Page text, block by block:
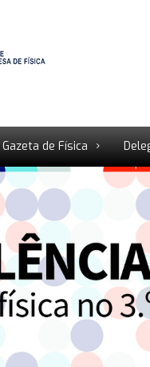
Gazeta de Física